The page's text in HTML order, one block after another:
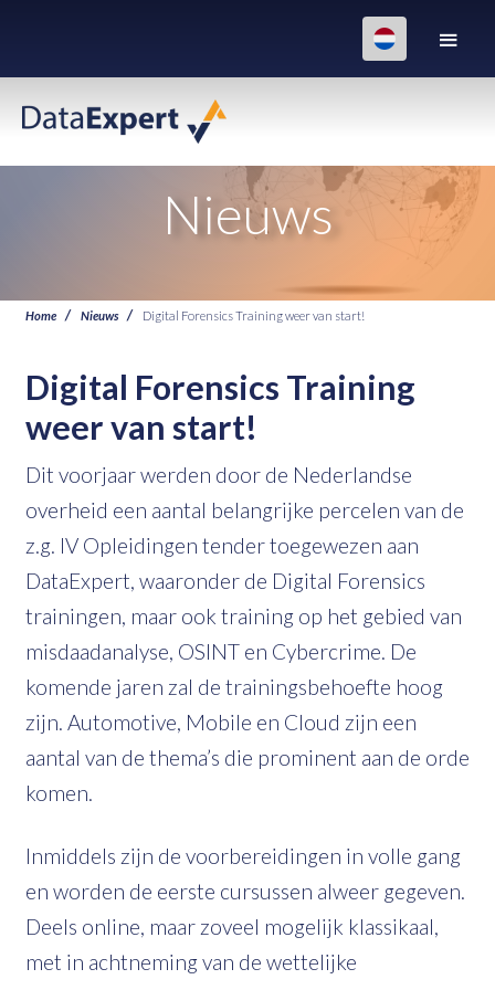
Nieuws
Home Nieuws Digital Forensics Training weer van start!
Digital Forensics Training
weer van start!
Dit voorjaar werden door de Nederlandse
overheid een aantal belangrijke percelen van de
z.g. IV Opleidingen tender toegewezen aan
DataExpert, waaronder de Digital Forensics
trainingen, maar ook training op het gebied van
misdaadanalyse, OSINT en Cybercrime. De
komende jaren zal de trainingsbehoefte hoog
zijn. Automotive, Mobile en Cloud zijn een
aantal van de thema’s die prominent aan de orde
komen.
Inmiddels zijn de voorbereidingen in volle gang
en worden de eerste cursussen alweer gegeven.
Deels online, maar zoveel mogelijk klassikaal,
met in achtneming van de wettelijke